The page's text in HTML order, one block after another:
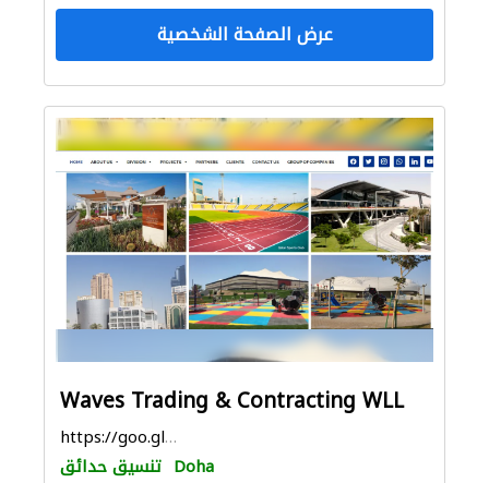
عرض الصفحة الشخصية
Waves Trading & Contracting WLL
https://goo.gl/maps/wmoSWYscV2NUWxoLA
تنسيق حدائق Doha